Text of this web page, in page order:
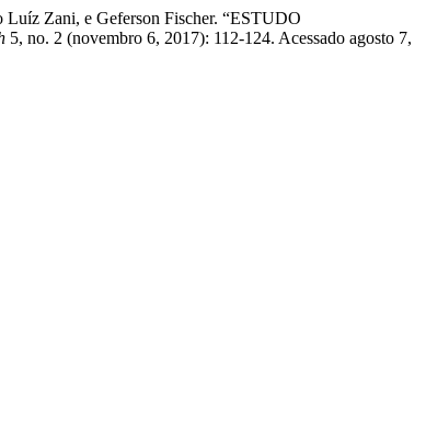
Luíz Zani, e Geferson Fischer. “ESTUDO
5, no. 2 (novembro 6, 2017): 112-124. Acessado agosto 7,